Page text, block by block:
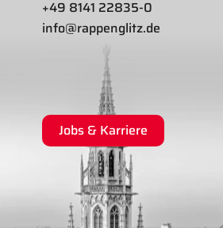
+49 8141 22835-0
info@rappenglitz.de
Jobs & Karriere